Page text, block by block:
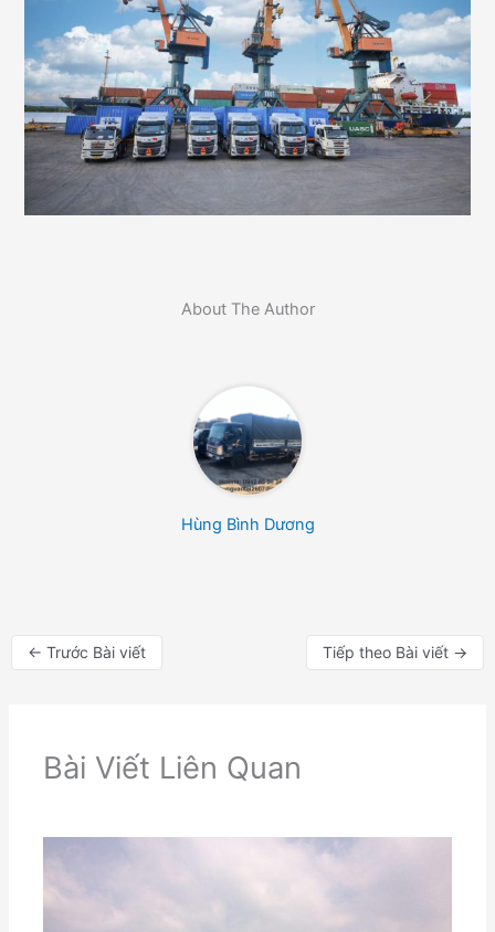
About The Author
Hùng Bình Dương
← Trước Bài viết Tiếp theo Bài viết →
Bài Viết Liên Quan